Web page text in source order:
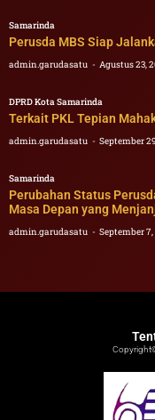
Samarinda
Perusda MBS Siap
admin.garudasatu Agustus 23,
DPRD Kota Samarinda
Terkait PKL Tepian
admin.garudasatu September
Samarinda
Perubahan Status
Masa Depan yang
admin.garudasatu September 7,